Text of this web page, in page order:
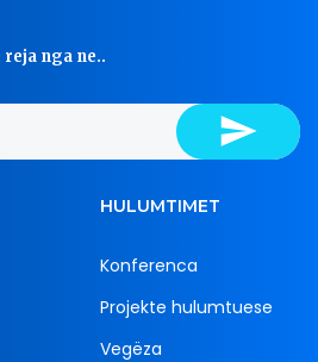
nga ne..
HULUMTIMET
Konferenca
Projekte hulumtuese
Vegëza